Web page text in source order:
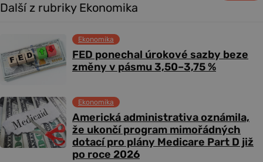
Další z rubriky Ekonomika
FED ponechal úrokové sazby beze
změny v pásmu 3,50–3,75 %
Ekonomika
Americká administrativa oznámila,
že ukončí program mimořádných
dotací pro plány Medicare Part D již
po roce 2026
Ekonomika